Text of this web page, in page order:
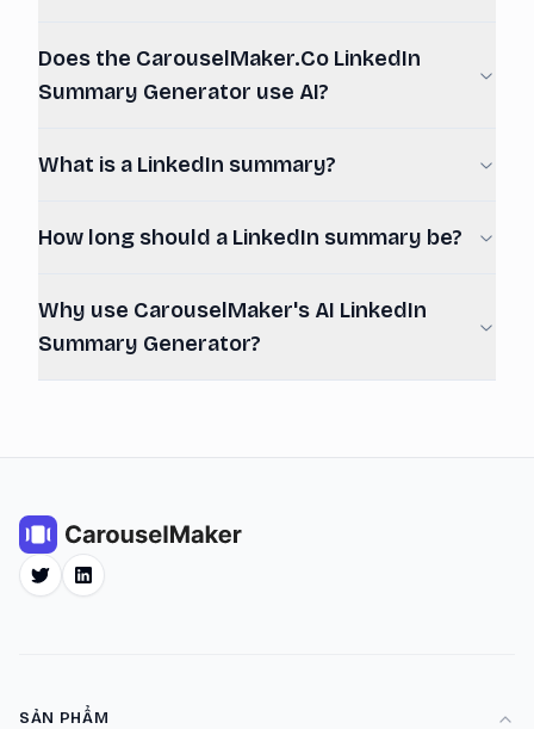
Does the CarouselMaker.Co LinkedIn
Summary Generator use AI?
What is a LinkedIn summary?
How long should a LinkedIn summary be?
Why use CarouselMaker's AI LinkedIn
Summary Generator?
TwitterLinkedIn
SẢN PHẨM